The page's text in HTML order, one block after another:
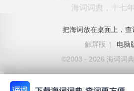
海词词典，十七
把海词放在桌面上，查
触屏版
|
电脑
©2003 - 2026 海词词